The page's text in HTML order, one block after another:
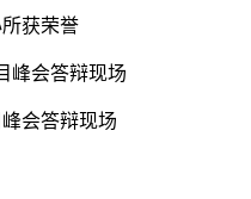
获荣誉
会答辩现场